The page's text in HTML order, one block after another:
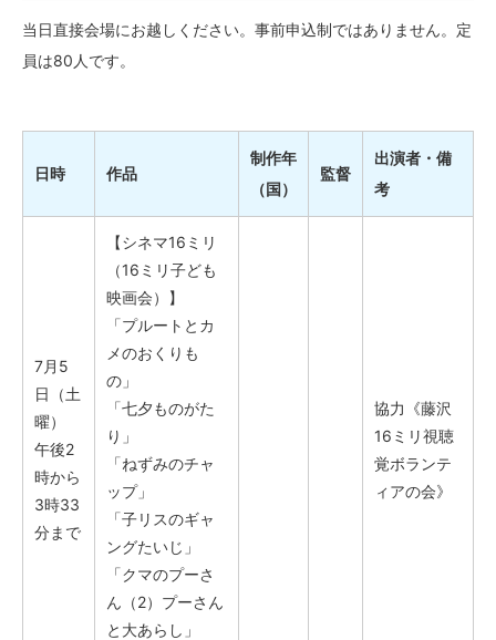
当日直接会場にお越しください。事前申込制ではありません。定
員は80人です。
日時 作品
制作年
（国）
監督
出演者・備
考
7月5
日（土
曜）
午後2
時から
3時33
分まで
【シネマ16ミリ
（16ミリ子ども
映画会）】
「プルートとカ
メのおくりも
の」
「七夕ものがた
り」
「ねずみのチャ
ップ」
「子リスのギャ
ングたいじ」
「クマのプーさ
ん（2）プーさん
と大あらし」
協力《藤沢
16ミリ視聴
覚ボランテ
ィアの会》